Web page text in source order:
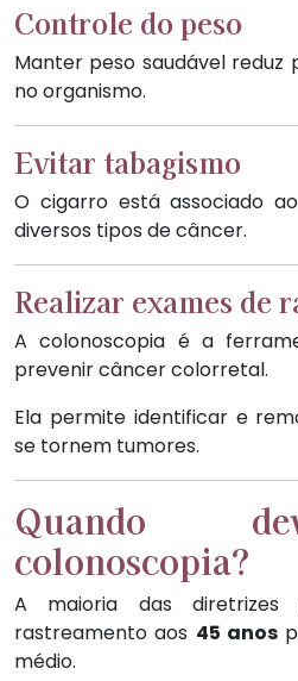
Controle do peso
Manter peso saudável reduz
no organismo.
Evitar tabagismo
O cigarro está associado
diversos tipos de câncer.
Realizar exames de
A colonoscopia é a
prevenir câncer colorretal.
Ela permite identificar e
se tornem tumores.
Quando
colonoscopia?
A maioria das diretrizes
rastreamento aos 45 anos
médio.